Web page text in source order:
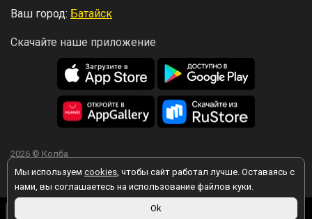
Мы используем cookies, чтобы сайт работал лучше. Оставаясь с
нами, вы соглашаетесь на использование файлов куки.
Ok
Ваш город: Батайск
Скачайте наше приложение
2026 © Колба
Вы принимаете условия политики в отношении обработки
персональных данных